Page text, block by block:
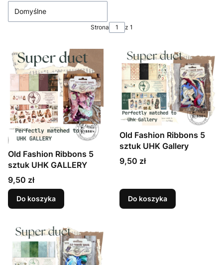
Domyślne
Strona z 1
Old Fashion Ribbons 5
sztuk UHK GALLERY
Cena
9,50 zł
Do koszyka
Old Fashion Ribbons 5
sztuk UHK Gallery
Cena
9,50 zł
Do koszyka